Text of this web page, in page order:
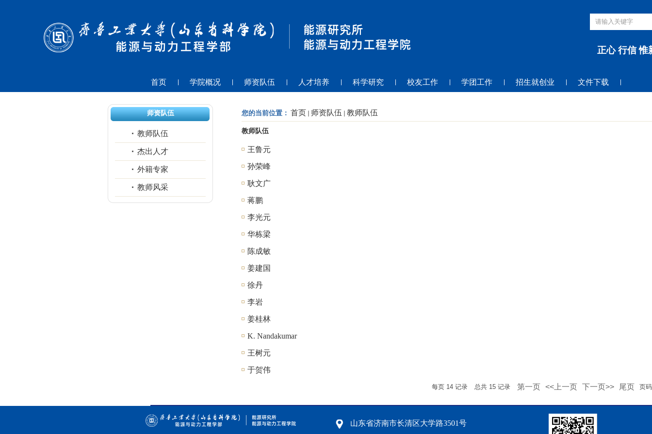
正心 行信 惟
首页 学院概况 师资队伍 人才培养 科学研究 校友工作 学团工作 招生就创业 文件下载
师资队伍
教师队伍
杰出人才
外籍专家
教师风采
您的当前位置： 首页 师资队伍 教师队伍
教师队伍
王鲁元
孙荣峰
耿文广
蒋鹏
李光元
华栋梁
陈成敏
姜建国
徐丹
李岩
姜桂林
K. Nandakumar
王树元
于贺伟
每页 14 记录 总共 15 记录 第一页 <<上一页 下一页>> 尾页 页
山东省济南市长清区大学路3501号